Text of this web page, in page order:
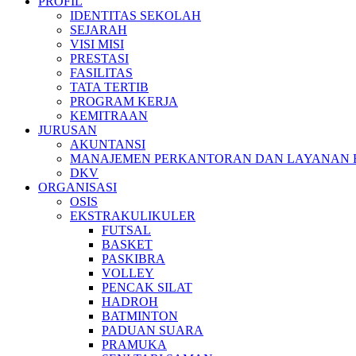
IDENTITAS SEKOLAH
SEJARAH
VISI MISI
PRESTASI
FASILITAS
TATA TERTIB
PROGRAM KERJA
KEMITRAAN
JURUSAN
AKUNTANSI
MANAJEMEN PERKANTORAN DAN LAYANAN
DKV
ORGANISASI
OSIS
EKSTRAKULIKULER
FUTSAL
BASKET
PASKIBRA
VOLLEY
PENCAK SILAT
HADROH
BATMINTON
PADUAN SUARA
PRAMUKA